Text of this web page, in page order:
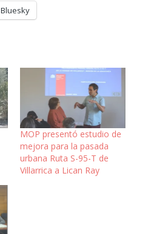
Bluesky
MOP presentó estudio de
mejora para la pasada
urbana Ruta S-95-T de
Villarrica a Lican Ray